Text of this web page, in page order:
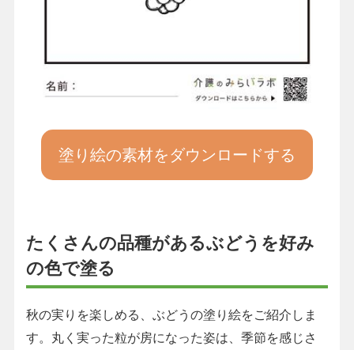
塗り絵の素材をダウンロードする
たくさんの品種があるぶどうを好み
の色で塗る
秋の実りを楽しめる、ぶどうの塗り絵をご紹介しま
す。丸く実った粒が房になった姿は、季節を感じさ